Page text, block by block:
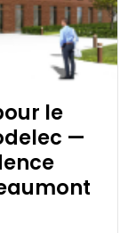
le
—